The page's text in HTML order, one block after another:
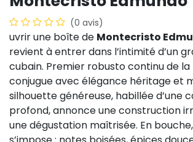
(0 avis)
uvrir une boîte de Montecristo
revient à entrer dans l’intimité d’un
cubain. Premier robusto continu de la
conjugue avec élégance héritage et
silhouette généreuse, habillée d’une
profond, annonce une construction
une dégustation maîtrisée. En